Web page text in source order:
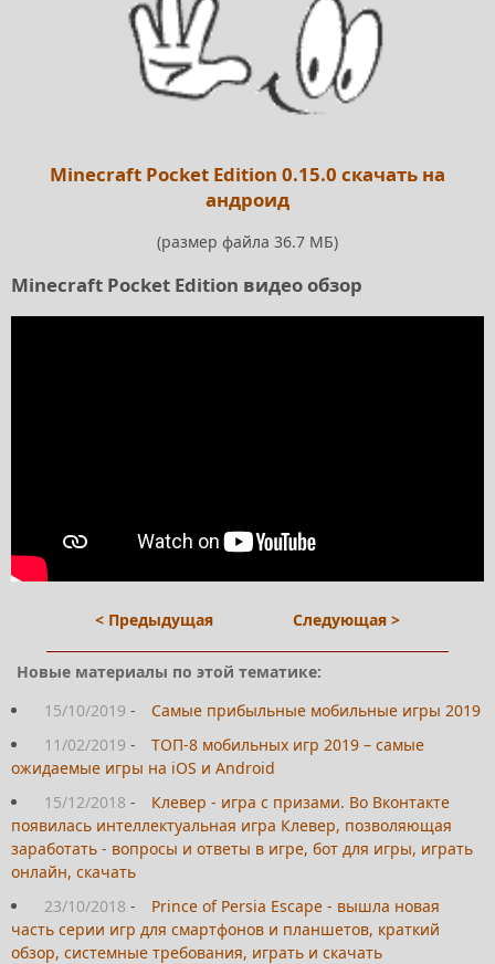
Minecraft Pocket Edition 0.15.0 скачать на
андроид
(размер файла 36.7 МБ)
Minecraft Pocket Edition видео обзор
< Предыдущая Следующая >
Новые материалы по этой тематике:
15/10/2019 -
Самые прибыльные мобильные игры 2019
11/02/2019 -
ТОП-8 мобильных игр 2019 – самые
ожидаемые игры на iOS и Android
15/12/2018 -
Клевер - игра с призами. Во Вконтакте
появилась интеллектуальная игра Клевер, позволяющая
заработать - вопросы и ответы в игре, бот для игры, играть
онлайн, скачать
23/10/2018 -
Prince of Persia Escape - вышла новая
часть серии игр для смартфонов и планшетов, краткий
обзор, системные требования, играть и скачать